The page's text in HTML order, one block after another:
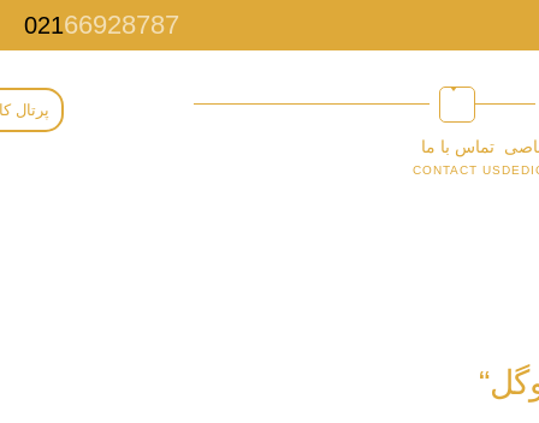
02166928787
تماس با ما
CONTACT US
پرتال